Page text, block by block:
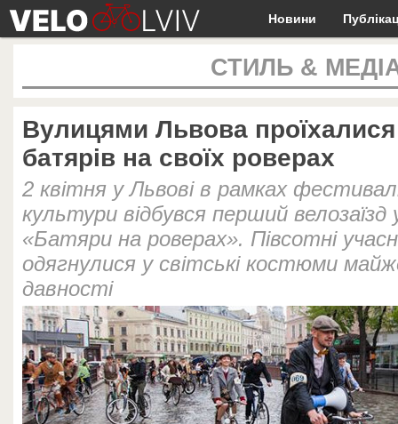
Новини
СТИЛЬ &
Вулицями Львова
батярів на своїх роверах
2 квітня у Львові в рамках
культури відбувся перший
«Батяри на роверах». Півсотні
одягнулися у світські костюми
давності